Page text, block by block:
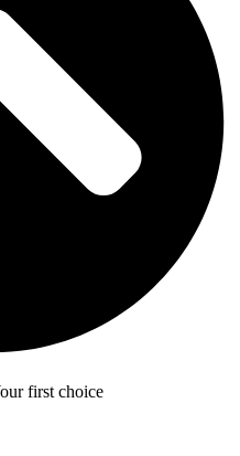
first choice